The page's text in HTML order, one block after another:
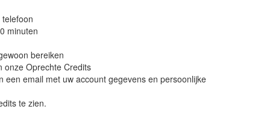
minuten
bereiken
onze Oprechte Credits
email met uw account gegevens en persoonlijke
te zien.